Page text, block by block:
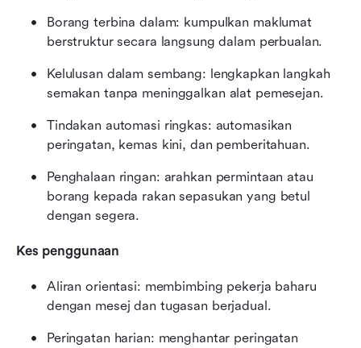
Borang terbina dalam: kumpulkan maklumat
berstruktur secara langsung dalam perbualan.
Kelulusan dalam sembang: lengkapkan langkah
semakan tanpa meninggalkan alat pemesejan.
Tindakan automasi ringkas: automasikan
peringatan, kemas kini, dan pemberitahuan.
Penghalaan ringan: arahkan permintaan atau
borang kepada rakan sepasukan yang betul
dengan segera.
Kes penggunaan
Aliran orientasi: membimbing pekerja baharu
dengan mesej dan tugasan berjadual.
Peringatan harian: menghantar peringatan